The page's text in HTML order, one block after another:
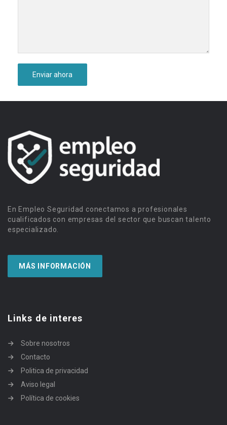
En Empleo Seguridad conectamos a profesionales
cualificados con empresas del sector que buscan talento
especializado.
MÁS INFORMACIÓN
Links de interes
Sobre nosotros
Contacto
Politica de privacidad
Aviso legal
Política de cookies